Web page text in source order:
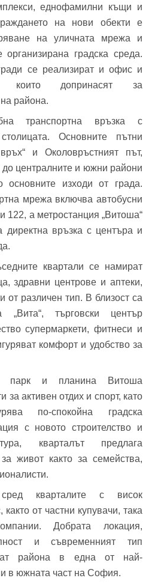
Регистрация
като гост
профил
с Google
с Facebook
еднофамилни къщи и
на нови обекти е
на уличната мрежа и
градска среда.
се реализират и офис и
които допринасят за
района.
транспортна връзка с
Основните пътни
и Околовръстният път,
до централните и южни райони
изходи от града.
мрежа включва автобусни
122, а метростанция „Витоша“
директна връзка с центъра и
квартали се намират
здравни центрове и аптеки,
от различен тип. В близост са
„Вита“, търговски център
супермаркети, фитнеси и
комфорт и удобство за
парк и планина Витоша
за активен отдих и спорт, като
по-спокойна градска
с новото строителство и
кварталът предлага
живот както за семейства,
кварталите с висок
от частни купувачи, така
Добрата локация,
и съвременният тип
района в една от най-
в южната част на София.
стигна до нас. Ще
най-бързо.